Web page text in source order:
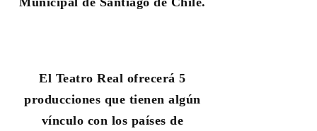
El Teatro Real ofrecerá 5
producciones que tienen algún
vínculo con los países de